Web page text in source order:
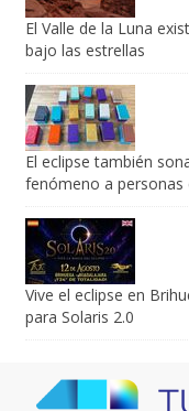
El Valle de la Luna
bajo las estrellas
El eclipse también
fenómeno a personas
Vive el eclipse en
para Solaris 2.0